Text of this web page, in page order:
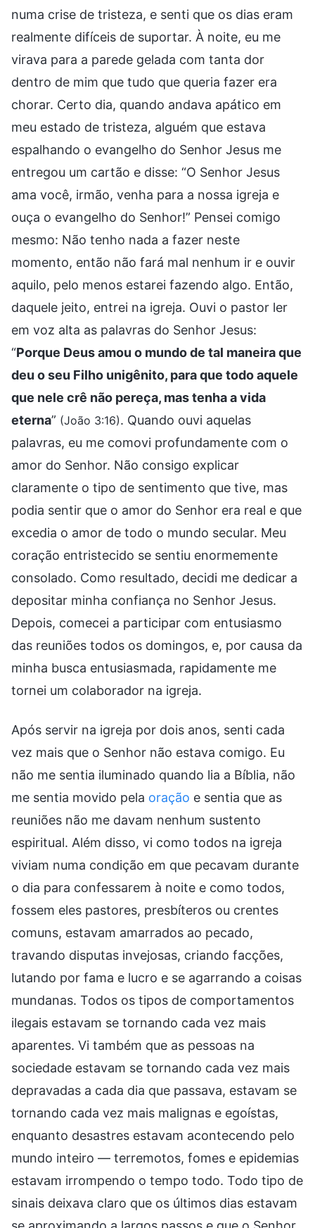
numa crise de tristeza, e senti que os dias eram
realmente difíceis de suportar. À noite, eu me
virava para a parede gelada com tanta dor
dentro de mim que tudo que queria fazer era
chorar. Certo dia, quando andava apático em
meu estado de tristeza, alguém que estava
espalhando o evangelho do Senhor Jesus me
entregou um cartão e disse: “O Senhor Jesus
ama você, irmão, venha para a nossa igreja e
ouça o evangelho do Senhor!” Pensei comigo
mesmo: Não tenho nada a fazer neste
momento, então não fará mal nenhum ir e ouvir
aquilo, pelo menos estarei fazendo algo. Então,
daquele jeito, entrei na igreja. Ouvi o pastor ler
em voz alta as palavras do Senhor Jesus:
“Porque Deus amou o mundo de tal maneira que
deu o seu Filho unigênito, para que todo aquele
que nele crê não pereça, mas tenha a vida
eterna” (João 3:16). Quando ouvi aquelas
palavras, eu me comovi profundamente com o
amor do Senhor. Não consigo explicar
claramente o tipo de sentimento que tive, mas
podia sentir que o amor do Senhor era real e que
excedia o amor de todo o mundo secular. Meu
coração entristecido se sentiu enormemente
consolado. Como resultado, decidi me dedicar a
depositar minha confiança no Senhor Jesus.
Depois, comecei a participar com entusiasmo
das reuniões todos os domingos, e, por causa da
minha busca entusiasmada, rapidamente me
tornei um colaborador na igreja.
Após servir na igreja por dois anos, senti cada
vez mais que o Senhor não estava comigo. Eu
não me sentia iluminado quando lia a Bíblia, não
me sentia movido pela oração e sentia que as
reuniões não me davam nenhum sustento
espiritual. Além disso, vi como todos na igreja
viviam numa condição em que pecavam durante
o dia para confessarem à noite e como todos,
fossem eles pastores, presbíteros ou crentes
comuns, estavam amarrados ao pecado,
travando disputas invejosas, criando facções,
lutando por fama e lucro e se agarrando a coisas
mundanas. Todos os tipos de comportamentos
ilegais estavam se tornando cada vez mais
aparentes. Vi também que as pessoas na
sociedade estavam se tornando cada vez mais
depravadas a cada dia que passava, estavam se
tornando cada vez mais malignas e egoístas,
enquanto desastres estavam acontecendo pelo
mundo inteiro — terremotos, fomes e epidemias
estavam irrompendo o tempo todo. Todo tipo de
sinais deixava claro que os últimos dias estavam